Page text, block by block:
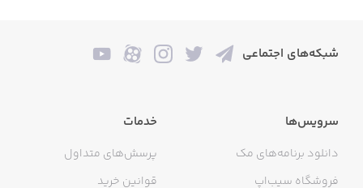
شبکه‌های اجتماعی
سرویس‌ها
دانلود برنامه‌های مک
فروشگاه سیب‌اپ
خدمات
پرسش‌های متداول
قوانین خرید